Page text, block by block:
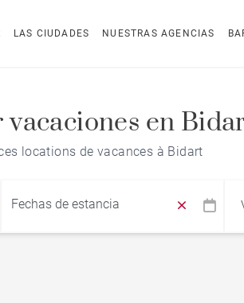
LAS CIUDADES NUESTRAS AGENCIAS
en
locations de vacances à Bidart